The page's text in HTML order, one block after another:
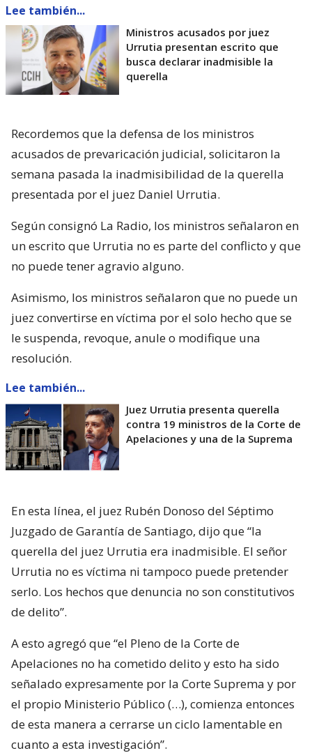
Lee también...
Ministros acusados por juez
Urrutia presentan escrito que
busca declarar inadmisible la
querella
Recordemos que la defensa de los ministros
acusados de prevaricación judicial, solicitaron la
semana pasada la inadmisibilidad de la querella
presentada por el juez Daniel Urrutia.
Según consignó La Radio, los ministros señalaron en
un escrito que Urrutia no es parte del conflicto y que
no puede tener agravio alguno.
Asimismo, los ministros señalaron que no puede un
juez convertirse en víctima por el solo hecho que se
le suspenda, revoque, anule o modifique una
resolución.
Lee también...
Juez Urrutia presenta querella
contra 19 ministros de la Corte de
Apelaciones y una de la Suprema
En esta línea, el juez Rubén Donoso del Séptimo
Juzgado de Garantía de Santiago, dijo que “la
querella del juez Urrutia era inadmisible. El señor
Urrutia no es víctima ni tampoco puede pretender
serlo. Los hechos que denuncia no son constitutivos
de delito”.
A esto agregó que “el Pleno de la Corte de
Apelaciones no ha cometido delito y esto ha sido
señalado expresamente por la Corte Suprema y por
el propio Ministerio Público (…), comienza entonces
de esta manera a cerrarse un ciclo lamentable en
cuanto a esta investigación”.